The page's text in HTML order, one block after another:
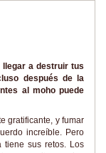
llegar a destruir tus
después de la
al moho puede
gratificante, y fumar
increíble. Pero
tiene sus retos. Los